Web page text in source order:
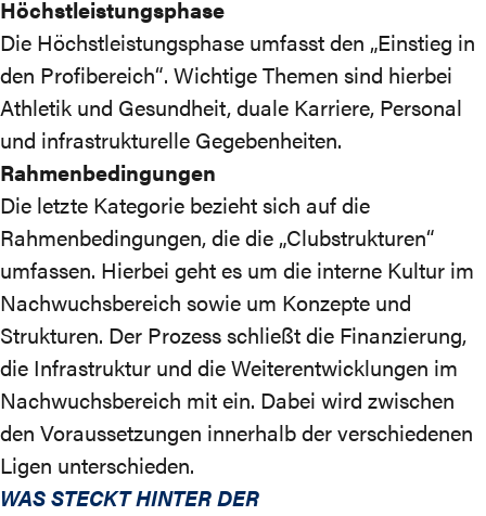
Höchstleistungsphase
Die Höchstleistungsphase umfasst den „Einstieg in
den Profibereich“. Wichtige Themen sind hierbei
Athletik und Gesundheit, duale Karriere, Personal
und infrastrukturelle Gegebenheiten.
Rahmenbedingungen
Die letzte Kategorie bezieht sich auf die
Rahmenbedingungen, die die „Clubstrukturen“
umfassen. Hierbei geht es um die interne Kultur im
Nachwuchsbereich sowie um Konzepte und
Strukturen. Der Prozess schließt die Finanzierung,
die Infrastruktur und die Weiterentwicklungen im
Nachwuchsbereich mit ein. Dabei wird zwischen
den Voraussetzungen innerhalb der verschiedenen
Ligen unterschieden.
WAS STECKT HINTER DER